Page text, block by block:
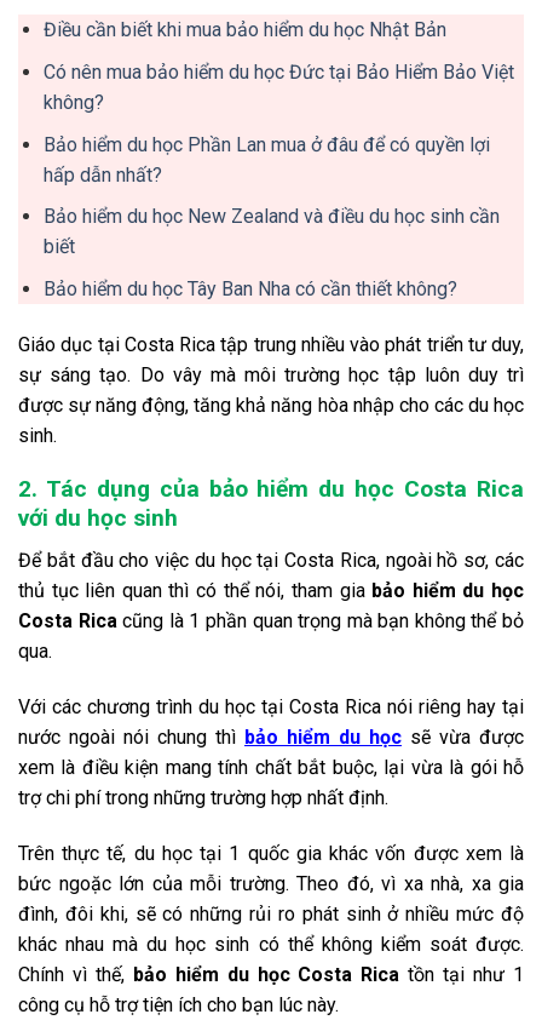
Điều cần biết khi mua bảo hiểm du học Nhật Bản
Có nên mua bảo hiểm du học Đức tại Bảo Hiểm Bảo Việt
không?
Bảo hiểm du học Phần Lan mua ở đâu để có quyền lợi
hấp dẫn nhất?
Bảo hiểm du học New Zealand và điều du học sinh cần
biết
Bảo hiểm du học Tây Ban Nha có cần thiết không?
Giáo dục tại Costa Rica tập trung nhiều vào phát triển tư duy,
sự sáng tạo. Do vây mà môi trường học tập luôn duy trì
được sự năng động, tăng khả năng hòa nhập cho các du học
sinh.
2. Tác dụng của bảo hiểm du học Costa Rica
với du học sinh
Để bắt đầu cho việc du học tại Costa Rica, ngoài hồ sơ, các
thủ tục liên quan thì có thể nói, tham gia bảo hiểm du học
Costa Ricacũng là 1 phần quan trọng mà bạn không thể bỏ
qua.
Với các chương trình du học tại Costa Rica nói riêng hay tại
nước ngoài nói chung thì bảo hiểm du học sẽ vừa được
xem là điều kiện mang tính chất bắt buộc, lại vừa là gói hỗ
trợ chi phí trong những trường hợp nhất định.
Trên thực tế, du học tại 1 quốc gia khác vốn được xem là
bức ngoặc lớn của mỗi trường. Theo đó, vì xa nhà, xa gia
đình, đôi khi, sẽ có những rủi ro phát sinh ở nhiều mức độ
khác nhau mà du học sinh có thể không kiểm soát được.
Chính vì thế, bảo hiểm du học Costa Ricatồn tại như 1
công cụ hỗ trợ tiện ích cho bạn lúc này.